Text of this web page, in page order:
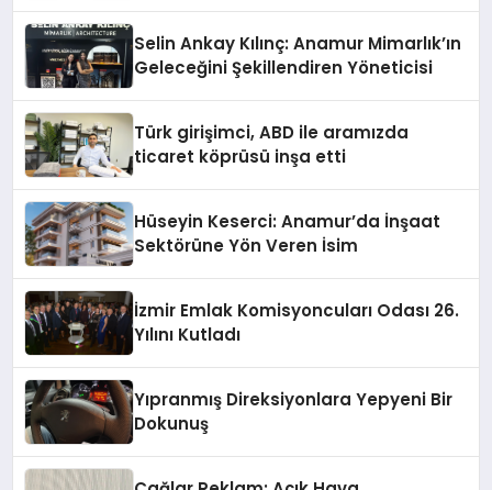
Selin Ankay Kılınç: Anamur Mimarlık’ın
Geleceğini Şekillendiren Yöneticisi
Türk girişimci, ABD ile aramızda
ticaret köprüsü inşa etti
Hüseyin Keserci: Anamur’da İnşaat
Sektörüne Yön Veren İsim
İzmir Emlak Komisyoncuları Odası 26.
Yılını Kutladı
Yıpranmış Direksiyonlara Yepyeni Bir
Dokunuş